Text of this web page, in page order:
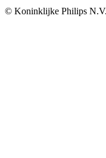
© Koninklijke Philips